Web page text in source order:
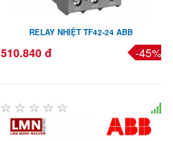
RELAY NHIỆT TF42-24 ABB
510.840 đ -45%